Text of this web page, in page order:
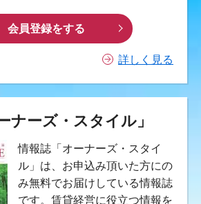
会員登録をする
詳しく見る
ナーズ・スタイル」
情報誌「オーナーズ・スタイ
ル」は、お申込み頂いた方にの
み無料でお届けしている情報誌
です。賃貸経営に役立つ情報を